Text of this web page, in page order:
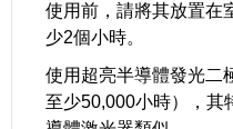
使用前，請將其放置在
少2個小時。
使用超亮半導體發光二
至少50,000小時），其